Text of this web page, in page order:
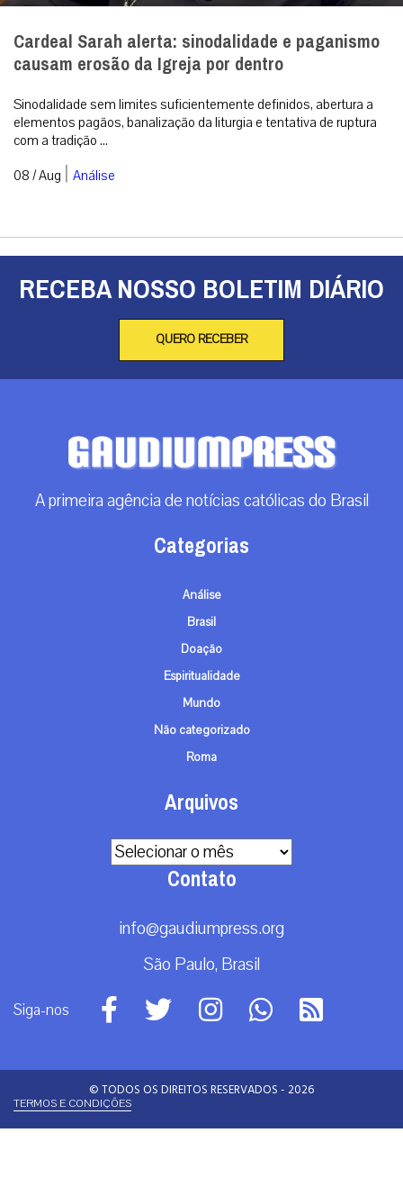
Cardeal Sarah alerta: sinodalidade e paganismo
causam erosão da Igreja por dentro
Sinodalidade sem limites suficientemente definidos, abertura a
elementos pagãos, banalização da liturgia e tentativa de ruptura
com a tradição ...
08 / Aug | Análise
RECEBA NOSSO BOLETIM DIÁRIO
QUERO RECEBER
A primeira agência de notícias católicas do Brasil
Categorias
Análise
Brasil
Doação
Espiritualidade
Mundo
Não categorizado
Roma
Arquivos
Arquivos
Contato
info@gaudiumpress.org
São Paulo, Brasil
Siga-nos
© TODOS OS DIREITOS RESERVADOS - 2026
TERMOS E CONDIÇÕES